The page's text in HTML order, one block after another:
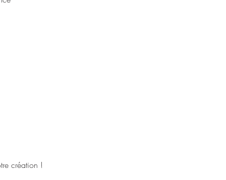
création !